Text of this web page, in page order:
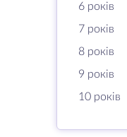
6 років
7 років
8 років
9 років
10 років